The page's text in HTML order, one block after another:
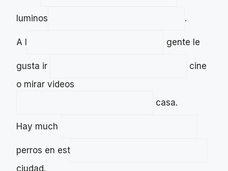
luminos .
A l gente le
gusta ir
cine
o mirar videos
casa.
Hay much
perros en est
ciudad.